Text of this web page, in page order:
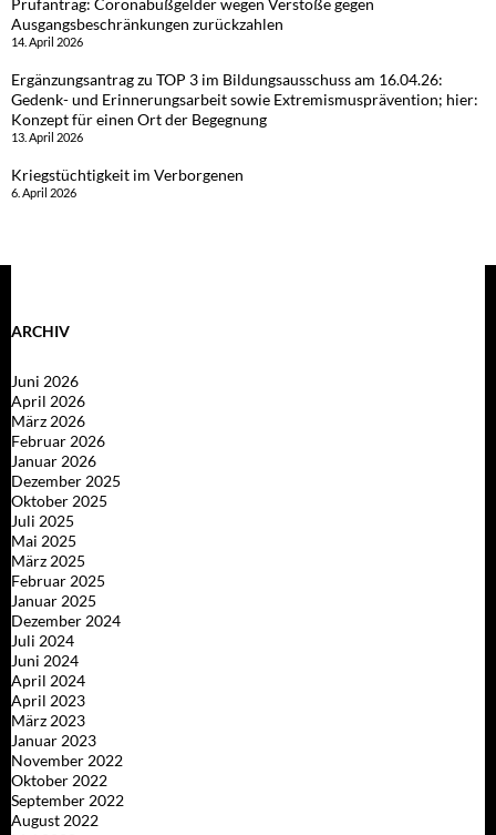
Ausgangsbeschränkungen zurückzahlen
14. April 2026
Ergänzungsantrag zu TOP 3 im Bildungsausschuss am 16.04.26:
Gedenk- und Erinnerungsarbeit sowie Extremismusprävention; hier:
Konzept für einen Ort der Begegnung
13. April 2026
Kriegstüchtigkeit im Verborgenen
6. April 2026
ARCHIV
Juni 2026
April 2026
März 2026
Februar 2026
Januar 2026
Dezember 2025
Oktober 2025
Juli 2025
Mai 2025
März 2025
Februar 2025
Januar 2025
Dezember 2024
Juli 2024
Juni 2024
April 2024
April 2023
März 2023
Januar 2023
November 2022
Oktober 2022
September 2022
August 2022